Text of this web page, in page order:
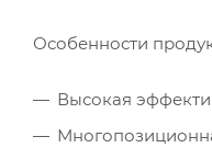
Особенности
Высокая